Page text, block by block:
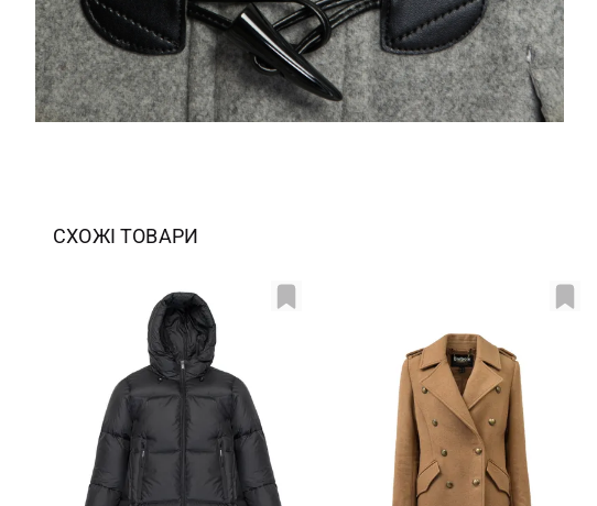
СХОЖІ ТОВАРИ